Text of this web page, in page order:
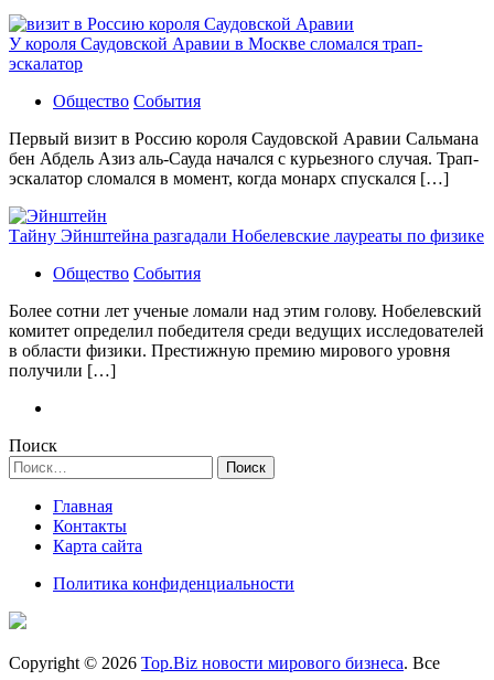
У короля Саудовской Аравии в Москве сломался трап-
эскалатор
Общество События
Первый визит в Россию короля Саудовской Аравии Сальмана
бен Абдель Азиз аль-Сауда начался с курьезного случая. Трап-
эскалатор сломался в момент, когда монарх спускался […]
Тайну Эйнштейна разгадали Нобелевские лауреаты по физике
Общество События
Более сотни лет ученые ломали над этим голову. Нобелевский
комитет определил победителя среди ведущих исследователей
в области физики. Престижную премию мирового уровня
получили […]
Поиск
Найти:
Главная
Контакты
Карта сайта
Политика конфиденциальности
Copyright © 2026 Top.Biz новости мирового бизнеса. Все